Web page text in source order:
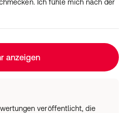
Ich fühle mich nach der
anzeigen
veröffentlicht, die